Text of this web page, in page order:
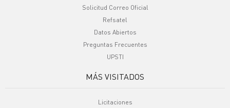
Solicitud Correo Oficial
Refsatel
Datos Abiertos
Preguntas Frecuentes
UPSTI
MÁS VISITADOS
Licitaciones